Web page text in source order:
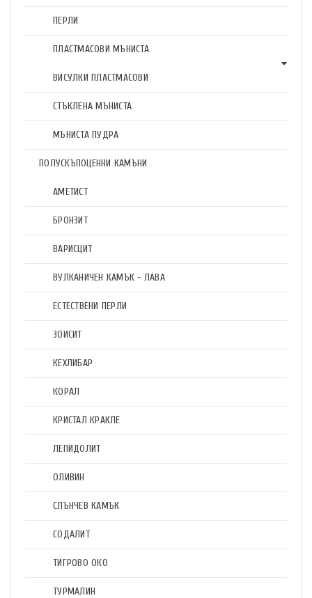
ПЕРЛИ
ПЛАСТМАСОВИ МЪНИСТА
ВИСУЛКИ ПЛАСТМАСОВИ
СТЪКЛЕНА МЪНИСТА
МЪНИСТА ПУДРА
ПОЛУСКЪПОЦЕННИ КАМЪНИ
АМЕТИСТ
БРОНЗИТ
ВАРИСЦИТ
ВУЛКАНИЧЕН КАМЪК - ЛАВА
ЕСТЕСТВЕНИ ПЕРЛИ
ЗОИСИТ
КЕХЛИБАР
КОРАЛ
КРИСТАЛ КРАКЛЕ
ЛЕПИДОЛИТ
ОЛИВИН
СЛЪНЧЕВ КАМЪК
СОДАЛИТ
ТИГРОВО ОКО
ТУРМАЛИН